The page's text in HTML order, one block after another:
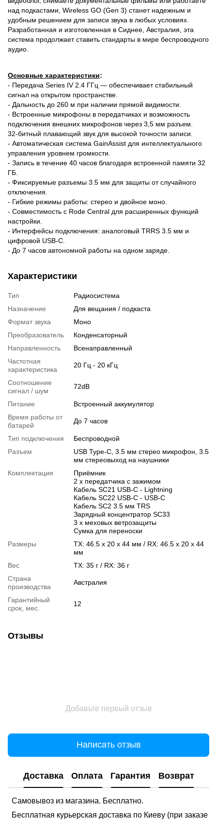
над подкастами, Wireless GO (Gen 3) станет надежным и
удобным решением для записи звука в любых условиях.
Разработанная и изготовленная в Сиднее, Австралия, эта
система продолжает ставить стандарты в мире беспроводного
аудио.
Основные характеристики:
- Передача Series IV 2.4 ГГц — обеспечивает стабильный
сигнал на открытом пространстве.
- Дальность до 260 м при наличии прямой видимости.
- Встроенные микрофоны в передатчиках и возможность
подключения внешних микрофонов через 3,5 мм разъем.
32-битный плавающий звук для высокой точности записи.
- Автоматическая система GainAssist для интеллектуального
управления уровнем громкости.
- Запись в течение 40 часов благодаря встроенной памяти 32
ГБ.
- Фиксируемые разъемы 3.5 мм для защиты от случайного
отключения.
- Гибкие режимы работы: стерео и двойное моно.
- Совместимость с Rode Central для расширенных функций
настройки.
- Интерфейсы подключения: аналоговый TRRS 3.5 мм и
цифровой USB-C.
- До 7 часов автономной работы на одном заряде.
Характеристики
Тип
Радиосистема
Назначение
Для вещания / подкаста
Формат звука
Моно
Преобразователь
Конденсаторный
Направленность
Всенаправленный
Частотная
характеристика
20 Гц - 20 кГц
Соотношение
сигнал / шум
72dB
Питание
Встроенный аккумулятор
Время работы от
батарей
До 7 часов
Тип подключения
Беспроводной
Разъем
USB Type-C, 3.5 мм стерео микрофон, 3.5
мм стереовыход на наушники
Комплектация
Приёмник
2 x передатчика с зажимом
Кабель SC21 USB-C - Lightning
Кабель SC22 USB-C - USB-C
Кабель SC2 3.5 мм TRS
Зарядный концентратор SC33
3 х меховых ветрозащиты
Сумка для переноски
Размеры
TX: 46.5 x 20 x 44 мм / RX: 46.5 x 20 x 44
мм
Вес
TX: 35 г / RX: 36 г
Страна
производства
Австралия
Гарантийный
срок, мес.
12
Отзывы
Добавьте первый отзыв
Написать отзыв
Доставка Оплата Гарантия Возврат
Самовывоз из магазина. Бесплатно.
Бесплатная курьерская доставка по Киеву (при заказе